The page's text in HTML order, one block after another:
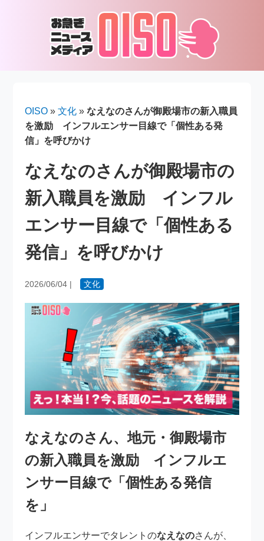
OISO »文化 »なえなのさんが御殿場市の新入職員
を激励 インフルエンサー目線で「個性ある発
信」を呼びかけ
なえなのさんが御殿場市の
新入職員を激励 インフル
エンサー目線で「個性ある
発信」を呼びかけ
2026/06/04 | 文化
なえなのさん、地元・御殿場市
の新入職員を激励 インフルエ
ンサー目線で「個性ある発信
を」
インフルエンサーでタレントのなえなのさんが、